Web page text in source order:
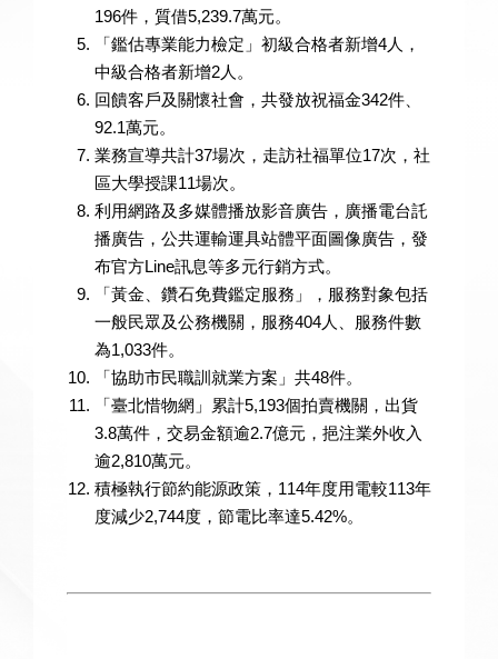
196件，質借5,239.7萬元。
「鑑估專業能力檢定」初級合格者新增4人，
中級合格者新增2人。
回饋客戶及關懷社會，共發放祝福金342件、
92.1萬元。
業務宣導共計37場次，走訪社福單位17次，社
區大學授課11場次。
利用網路及多媒體播放影音廣告，廣播電台託
播廣告，公共運輸運具站體平面圖像廣告，發
布官方Line訊息等多元行銷方式。
「黃金、鑽石免費鑑定服務」，服務對象包括
一般民眾及公務機關，服務404人、服務件數
為1,033件。
「協助市民職訓就業方案」共48件。
「臺北惜物網」累計5,193個拍賣機關，出貨
3.8萬件，交易金額逾2.7億元，挹注業外收入
逾2,810萬元。
積極執行節約能源政策，114年度用電較113年
度減少2,744度，節電比率達5.42%。